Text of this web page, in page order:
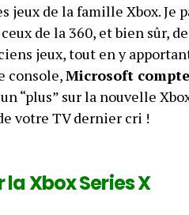
de la famille Xbox. Je
de la 360, et bien sûr,
jeux, tout en y
console,Microsoft
“plus” sur la nouvelle
votre TV dernier cri !
Xbox Series X